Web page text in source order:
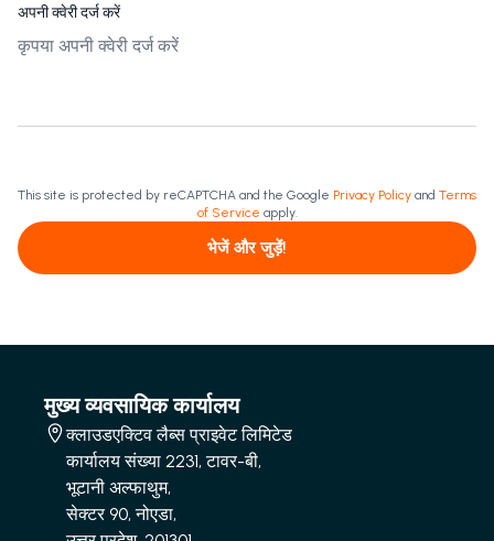
अपनी क्वेरी दर्ज करें
This site is protected by reCAPTCHA and the Google Privacy Policy and Terms
of Service apply.
भेजें और जुड़ें!
मुख्य व्यवसायिक कार्यालय
क्लाउडएक्टिव लैब्स प्राइवेट लिमिटेड
कार्यालय संख्या 2231, टावर-बी,
भूटानी अल्फाथुम,
सेक्टर 90, नोएडा,